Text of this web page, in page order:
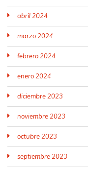
abril 2024
marzo 2024
febrero 2024
enero 2024
diciembre 2023
noviembre 2023
octubre 2023
septiembre 2023